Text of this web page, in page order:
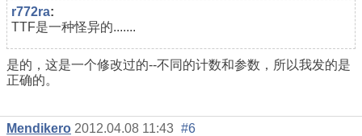
r772ra:
TTF是一种怪异的.......
是的，这是一个修改过的--不同的计数和参数，所以我发的是
正确的。
Mendikero 2012.04.08 11:43 #6